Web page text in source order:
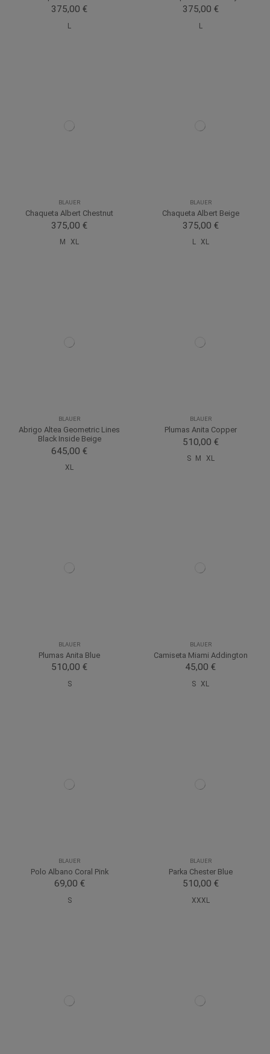
375,00 €
L
375,00 €
L
BLAUER
Chaqueta Albert Chestnut
375,00 €
M XL
BLAUER
Chaqueta Albert Beige
375,00 €
L XL
BLAUER
Abrigo Altea Geometric Lines
Black Inside Beige
645,00 €
XL
BLAUER
Plumas Anita Copper
510,00 €
S M XL
BLAUER
Plumas Anita Blue
510,00 €
S
BLAUER
Camiseta Miami Addington
45,00 €
S XL
BLAUER
Polo Albano Coral Pink
69,00 €
S
BLAUER
Parka Chester Blue
510,00 €
XXXL